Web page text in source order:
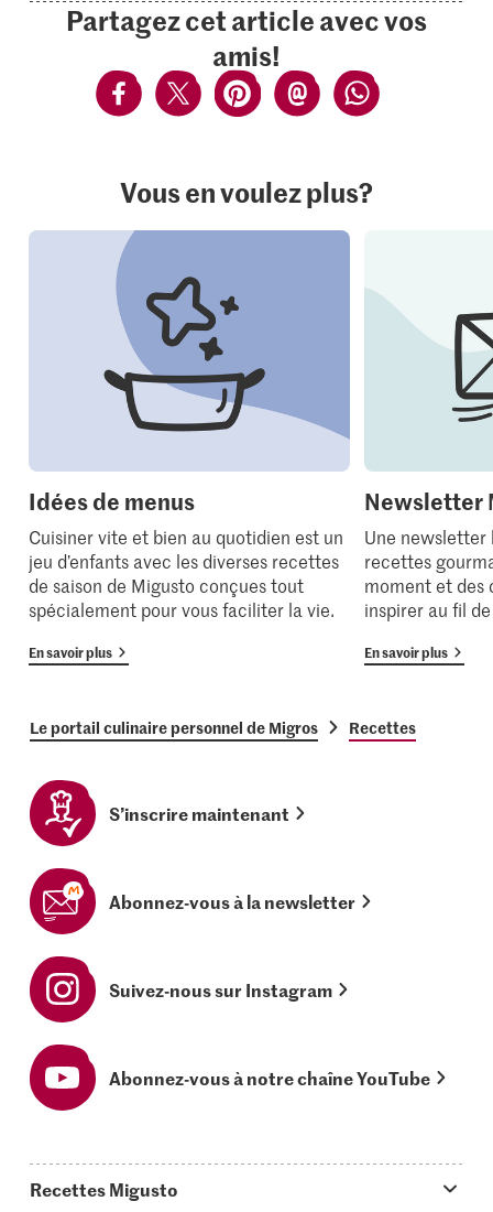
Partagez cet article avec vos
amis!
Vous en voulez plus?
Idées de menus
Cuisiner vite et bien au quotidien est un
jeu d’enfants avec les diverses recettes
de saison de Migusto conçues tout
spécialement pour vous faciliter la vie.
En savoir plus
Newsletter
Une newsletter
recettes
moment et des
inspirer au fil
En savoir plus
Le portail culinaire personnel de Migros Recettes
S’inscrire maintenant
Abonnez-vous à la newsletter
Suivez-nous sur Instagram
Abonnez-vous à notre chaîne YouTube
Recettes Migusto